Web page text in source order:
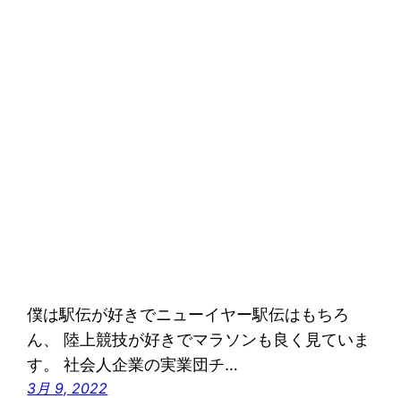
僕は駅伝が好きでニューイヤー駅伝はもちろ
ん、 陸上競技が好きでマラソンも良く見ていま
す。 社会人企業の実業団チ…
3月 9, 2022